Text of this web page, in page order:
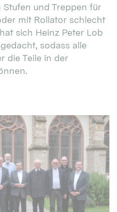
und Treppen für
mit Rollator schlecht
sich Heinz Peter Lob
sodass alle
die Teile in der